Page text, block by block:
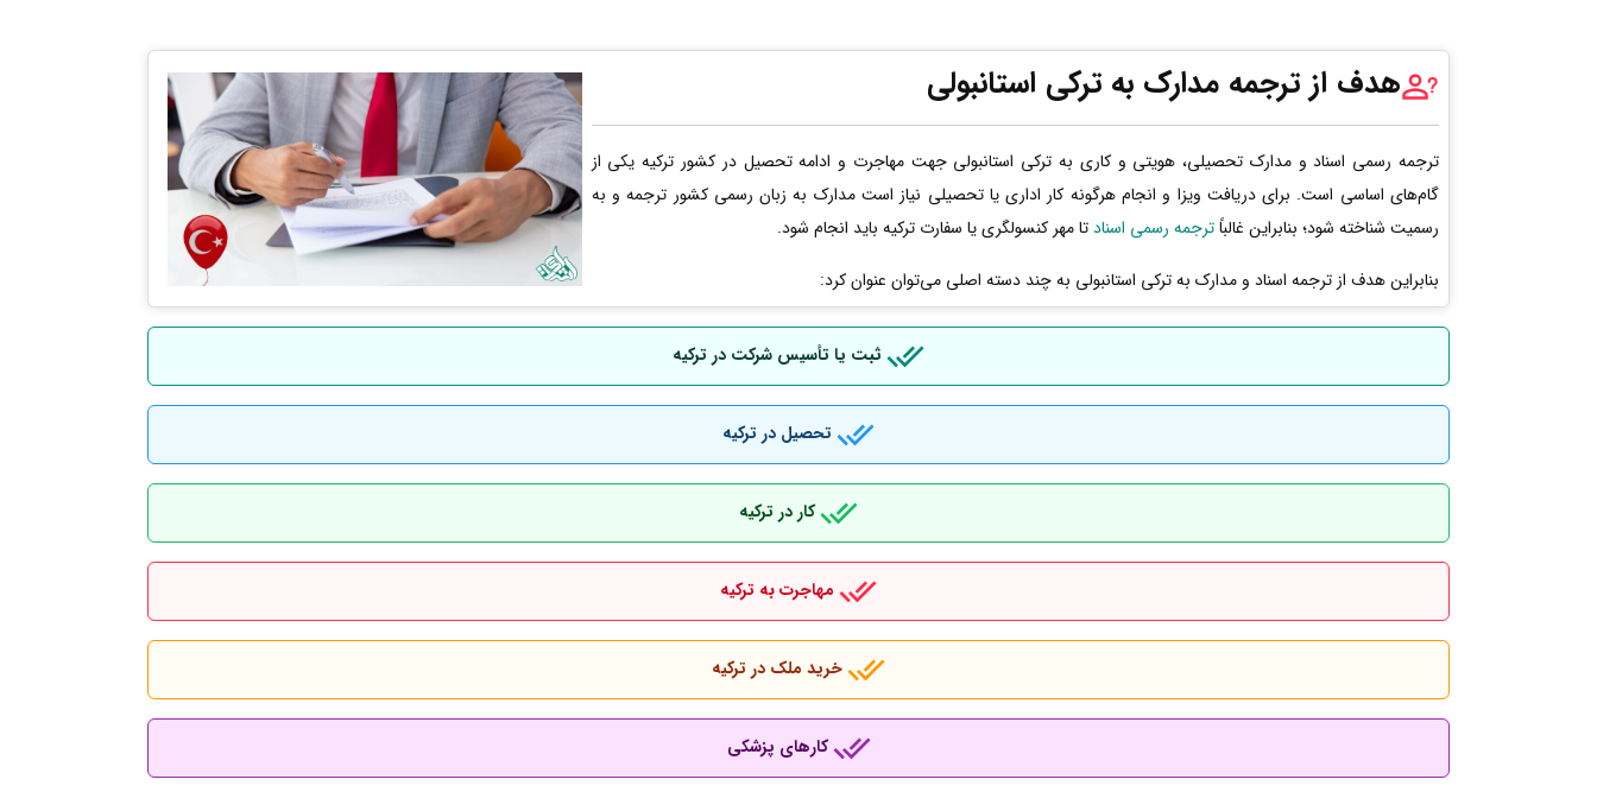
هدف از ترجمه مدارک به ترکی استانبولی
ترجمه رسمی اسناد و مدارک تحصیلی، هویتی و کاری به ترکی استانبولی جهت مهاجرت و ادامه تحصیل در کشور ترکیه یکی از
گام‌های اساسی است. برای دریافت ویزا و انجام هرگونه کار اداری یا تحصیلی نیاز است مدارک به زبان رسمی کشور ترجمه و به
رسمیت شناخته شود؛ بنابراین غالباًترجمه رسمی اسنادتا مهر کنسولگری یا سفارت ترکیه باید انجام شود.
بنابراین هدف از ترجمه اسناد و مدارک به ترکی استانبولی به چند دسته اصلی می‌توان عنوان کرد:
ثبت یا تأسیس شرکت در ترکیه
تحصیل در ترکیه
کار در ترکیه
مهاجرت به ترکیه
خرید ملک در ترکیه
کارهای پزشکی